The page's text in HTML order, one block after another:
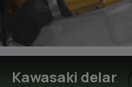
Kawasaki delar